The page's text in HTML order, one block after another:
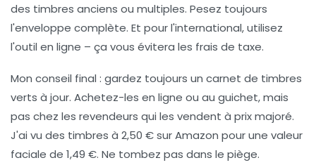
des timbres anciens ou multiples. Pesez toujours
l'enveloppe complète. Et pour l'international, utilisez
l'outil en ligne – ça vous évitera les frais de taxe.
Mon conseil final : gardez toujours un carnet de timbres
verts à jour. Achetez-les en ligne ou au guichet, mais
pas chez les revendeurs qui les vendent à prix majoré.
J'ai vu des timbres à 2,50 € sur Amazon pour une valeur
faciale de 1,49 €. Ne tombez pas dans le piège.